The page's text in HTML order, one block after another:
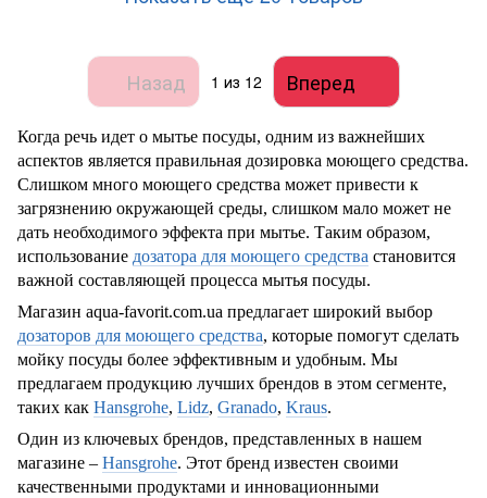
Назад 1 из 12 Вперед
Когда речь идет о мытье посуды, одним из важнейших
аспектов является правильная дозировка моющего средства.
Слишком много моющего средства может привести к
загрязнению окружающей среды, слишком мало может не
дать необходимого эффекта при мытье. Таким образом,
использование дозатора для моющего средства становится
важной составляющей процесса мытья посуды.
Магазин aqua-favorit.com.ua предлагает широкий выбор
дозаторов для моющего средства, которые помогут сделать
мойку посуды более эффективным и удобным. Мы
предлагаем продукцию лучших брендов в этом сегменте,
таких как Hansgrohe, Lidz, Granado, Kraus.
Один из ключевых брендов, представленных в нашем
магазине – Hansgrohe. Этот бренд известен своими
качественными продуктами и инновационными